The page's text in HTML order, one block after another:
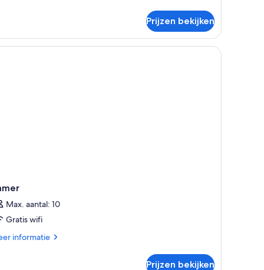
Prijzen bekijken
Max. aantal: 10
Gratis wifi
informatie
Prijzen bekijken